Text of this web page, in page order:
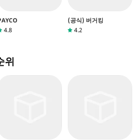
4.8
(공식) 버거킹
4.2
위